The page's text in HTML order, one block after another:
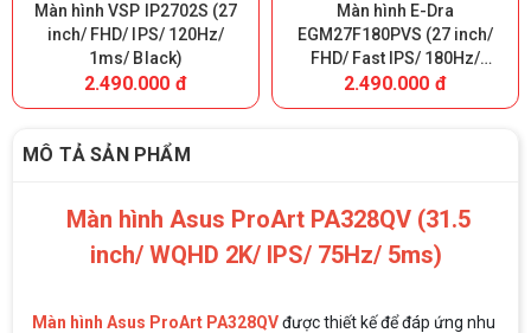
Màn hình VSP IP2702S (27
inch/ FHD/ IPS/ 120Hz/
1ms/ Black)
2.490.000 đ
Màn hình E-Dra
EGM27F180PVS (27 inch/
FHD/ Fast IPS/ 180Hz/
0.5ms)
2.490.000 đ
MÔ TẢ SẢN PHẨM
Màn hình Asus ProArt PA328QV (31.5
inch/ WQHD 2K/ IPS/ 75Hz/ 5ms)
Màn hình Asus ProArt PA328QVđược thiết kế để đáp ứng nhu